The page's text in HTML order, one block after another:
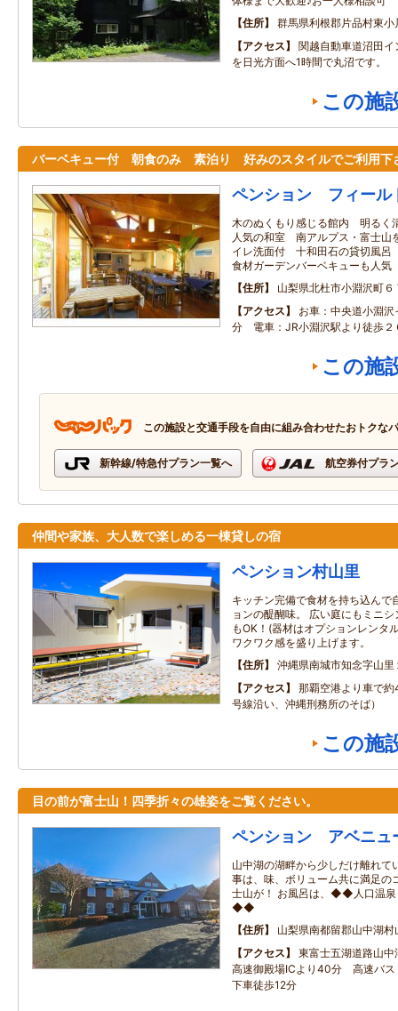
住所
群馬県利根郡片品村東小
アクセス
関越自動車道沼田
を日光方面へ1時間で丸沼です。
この施
バーベキュー付 朝食のみ 素泊り 好みのスタイルでご利用下
ペンション フィール
木のぬくもり感じる館内 明るく
人気の和室 南アルプス・富士山
イレ洗面付 十和田石の貸切風
食材ガーデンバーベキューも人気
住所
山梨県北杜市小淵沢町６
アクセス
お車：中央道小淵
分 電車：JR小淵沢駅より徒歩２
この施
この施設と交通手段を自由に組み合わせたおトクな
新幹線/特急付プラン一覧へ 航空券付プラ
仲間や家族、大人数で楽しめる一棟貸しの宿
ペンション村山里
キッチン完備で食材を持ち込んで
ョンの醍醐味。 広い庭にもミニ
もOK！(器材はオプションレンタ
ワクワク感を盛り上げます。
住所
沖縄県南城市知念字山里
アクセス
那覇空港より車で
号線沿い、沖縄刑務所のそば）
この施
目の前が富士山！四季折々の雄姿をご覧ください。
ペンション アベニュ
山中湖の湖畔から少しだけ離れて
事は、味、ボリューム共に満足の
士山が！ お風呂は、◆◆人口温
◆◆
住所
山梨県南都留郡山中湖村
アクセス
東富士五湖道路山
高速御殿場ICより40分 高速バス
下車徒歩12分